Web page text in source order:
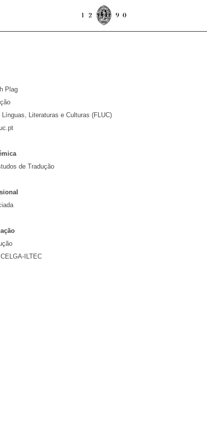
Plag
Línguas, Literaturas e Culturas (FLUC)
de Tradução
ILTEC